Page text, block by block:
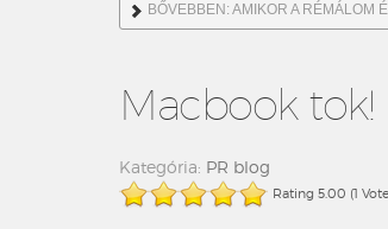
BŐVEBBEN: AMIKOR A RÉMÁLOM
Macbook
Kategória: PR blog
Rating 5.00 (1